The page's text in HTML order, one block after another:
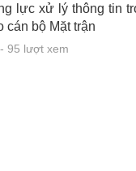
lực xử lý thông tin
cán bộ Mặt trận
95 lượt xem